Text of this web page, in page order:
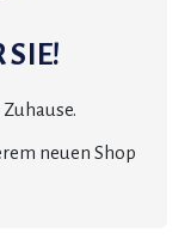
SIE!
neuen Shop